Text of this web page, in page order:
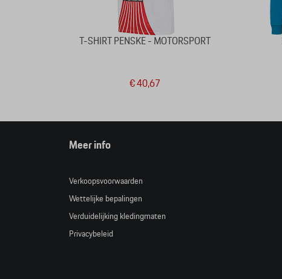
T-SHIRT PENSKE - MOTORSPORT
€ 40,67
Meer info
Verkoopsvoorwaarden
Wettelijke bepalingen
Verduidelijking kledingmaten
Privacybeleid